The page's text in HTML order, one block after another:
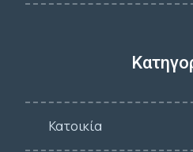
Κατοικία